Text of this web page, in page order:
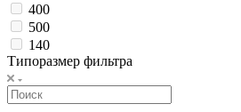
400
500
140
Типоразмер фильтра